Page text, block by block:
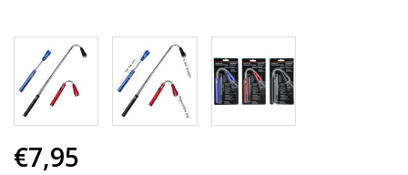
€7,95